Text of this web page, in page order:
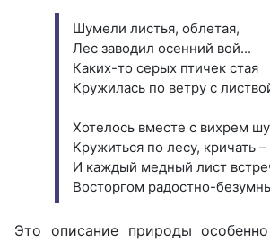
Шумели листья, облетая,
Лес заводил осенний вой...
Каких-то серых птичек стая
Кружилась по ветру с
Хотелось вместе с вихрем
Кружиться по лесу, кричать –
И каждый медный лист
Восторгом радостно-
Это описание природы